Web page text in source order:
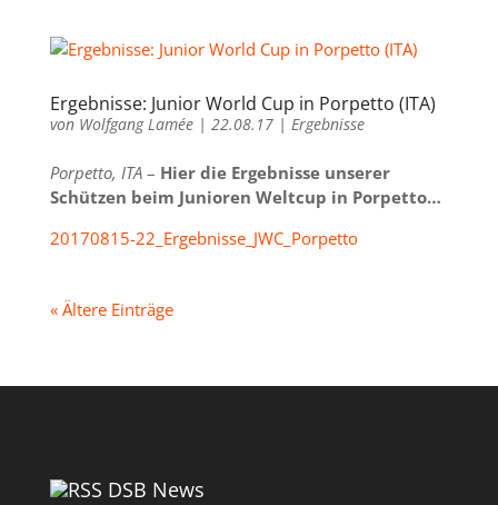
Ergebnisse: Junior World Cup in Porpetto (ITA)
von Wolfgang Lamée| 22.08.17| Ergebnisse
Porpetto, ITA– Hier die Ergebnisse unserer
Schützen beim Junioren Weltcup in Porpetto…
20170815-22_Ergebnisse_JWC_Porpetto
« Ältere Einträge
DSB News